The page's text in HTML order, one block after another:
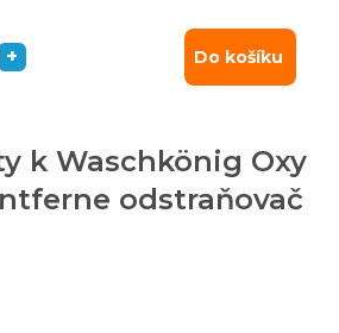
+ Do košíku
k Waschkönig Oxy
odstraňovač